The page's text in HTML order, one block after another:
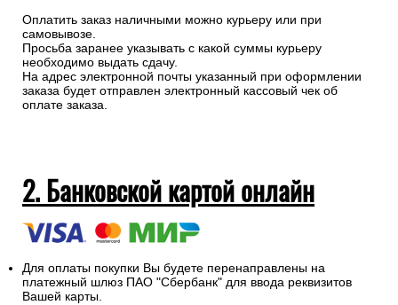
Оплатить заказ наличными можно курьеру или при
самовывозе.
Просьба заранее указывать с какой суммы курьеру
необходимо выдать сдачу.
На адрес электронной почты указанный при оформлении
заказа будет отправлен электронный кассовый чек об
оплате заказа.
2. Банковской картой онлайн
Для оплаты покупки Вы будете перенаправлены на
платежный шлюз ПАО "Сбербанк" для ввода реквизитов
Вашей карты.